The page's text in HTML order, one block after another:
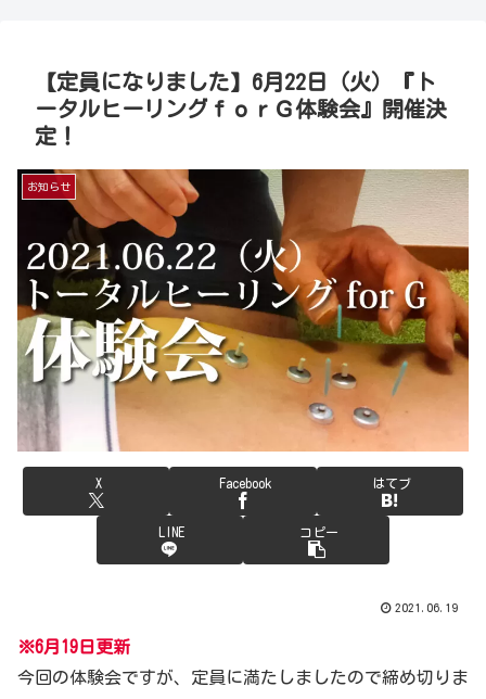
【定員になりました】6月22日（火）『ト
ータルヒーリングｆｏｒＧ体験会』開催決
定！
お知らせ
X Facebook はてブ
LINE コピー
2021.06.19
※6月19日更新
今回の体験会ですが、定員に満たしましたので締め切りま